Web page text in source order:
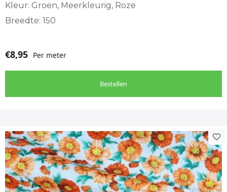
Kleur: Groen, Meerkleurig, Roze
Breedte: 150
€8,95 Per meter
Bestellen